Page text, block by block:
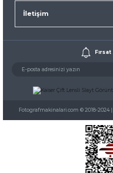
İletişim
Fotografmakinalari.com © 2018-2024 |